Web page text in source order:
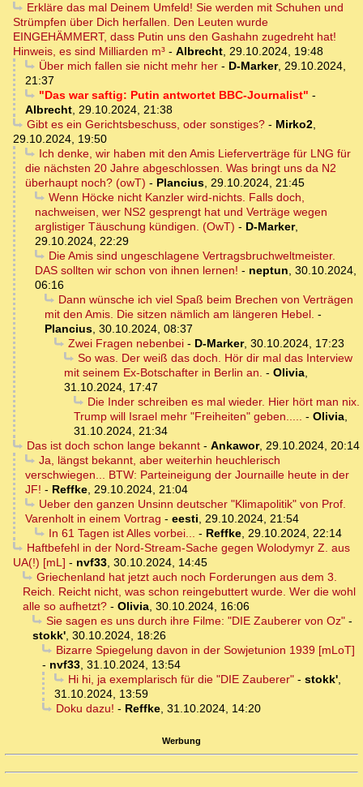
Erkläre das mal Deinem Umfeld! Sie werden mit Schuhen und
Strümpfen über Dich herfallen. Den Leuten wurde
EINGEHÄMMERT, dass Putin uns den Gashahn zugedreht hat!
Hinweis, es sind Milliarden m³ - Albrecht, 29.10.2024, 19:48
Über mich fallen sie nicht mehr her- D-Marker, 29.10.2024,
21:37
"Das war saftig: Putin antwortet BBC-Journalist" -
Albrecht, 29.10.2024, 21:38
Gibt es ein Gerichtsbeschuss, oder sonstiges?- Mirko2,
29.10.2024, 19:50
Ich denke, wir haben mit den Amis Lieferverträge für LNG für
die nächsten 20 Jahre abgeschlossen. Was bringt uns da N2
überhaupt noch? (owT) - Plancius, 29.10.2024, 21:45
Wenn Höcke nicht Kanzler wird-nichts. Falls doch,
nachweisen, wer NS2 gesprengt hat und Verträge wegen
arglistiger Täuschung kündigen. (OwT) - D-Marker,
29.10.2024, 22:29
Die Amis sind ungeschlagene Vertragsbruchweltmeister.
DAS sollten wir schon von ihnen lernen! - neptun, 30.10.2024,
06:16
Dann wünsche ich viel Spaß beim Brechen von Verträgen
mit den Amis. Die sitzen nämlich am längeren Hebel. -
Plancius, 30.10.2024, 08:37
Zwei Fragen nebenbei- D-Marker, 30.10.2024, 17:23
So was. Der weiß das doch. Hör dir mal das Interview
mit seinem Ex-Botschafter in Berlin an. - Olivia,
31.10.2024, 17:47
Die Inder schreiben es mal wieder. Hier hört man nix.
Trump will Israel mehr "Freiheiten" geben..... - Olivia,
31.10.2024, 21:34
Das ist doch schon lange bekannt- Ankawor, 29.10.2024, 20:14
Ja, längst bekannt, aber weiterhin heuchlerisch
verschwiegen... BTW: Parteineigung der Journaille heute in der
JF! - Reffke, 29.10.2024, 21:04
Ueber den ganzen Unsinn deutscher "Klimapolitik" von Prof.
Varenholt in einem Vortrag - eesti, 29.10.2024, 21:54
In 61 Tagen ist Alles vorbei... - Reffke, 29.10.2024, 22:14
Haftbefehl in der Nord-Stream-Sache gegen Wolodymyr Z. aus
UA(!) [mL] - nvf33, 30.10.2024, 14:45
Griechenland hat jetzt auch noch Forderungen aus dem 3.
Reich. Reicht nicht, was schon reingebuttert wurde. Wer die wohl
alle so aufhetzt? - Olivia, 30.10.2024, 16:06
Sie sagen es uns durch ihre Filme: "DIE Zauberer von Oz"-
stokk', 30.10.2024, 18:26
Bizarre Spiegelung davon in der Sowjetunion 1939 [mLoT]
- nvf33, 31.10.2024, 13:54
Hi hi, ja exemplarisch für die "DIE Zauberer"- stokk',
31.10.2024, 13:59
Doku dazu! - Reffke, 31.10.2024, 14:20
Werbung